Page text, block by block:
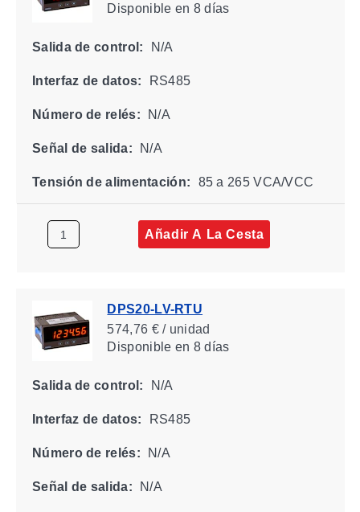
Disponibleen 8 días
Salida de control: N/A
Interfaz de datos: RS485
Número de relés: N/A
Señal de salida: N/A
Tensión de alimentación: 85 a 265 VCA/VCC
Añadir A La Cesta
DPS20-LV-RTU
574,76 € / unidad
Disponibleen 8 días
Salida de control: N/A
Interfaz de datos: RS485
Número de relés: N/A
Señal de salida: N/A